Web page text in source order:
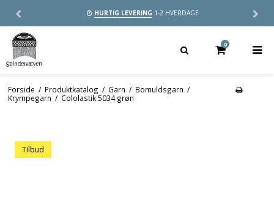
HURTIG LEVERING 1-2 HVERDAGE
0
Forside / Produktkatalog / Garn / Bomuldsgarn /
Krympegarn / Cololastik 5034 grøn
Tilbud